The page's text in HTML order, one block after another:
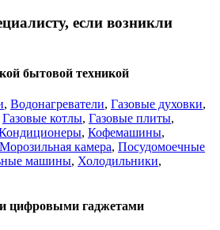
если возникли
бытовой техникой
, Водонагреватели, Газовые духовки,
Газовые котлы, Газовые плиты,
, Кофемашины,
Морозильная камера, Посудомоечные
машины, Холодильники,
цифровыми гаджетами